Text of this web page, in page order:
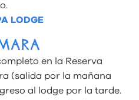
LODGE
en la Reserva
(salida por la mañana
al lodge por la tarde.